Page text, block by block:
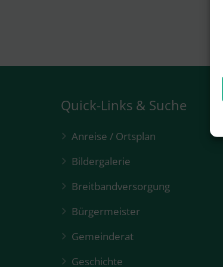
Quick-Links & Suche
Anreise / Ortsplan
Bildergalerie
Breitbandversorgung
Bürgermeister
Gemeinderat
Geschichte